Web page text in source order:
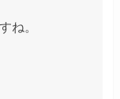
ね。